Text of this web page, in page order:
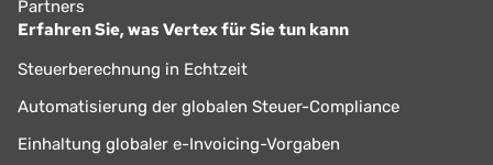
Partners
Erfahren Sie, was Vertex für Sie tun kann
Steuerberechnung in Echtzeit
Automatisierung der globalen Steuer-Compliance
Einhaltung globaler e-Invoicing-Vorgaben